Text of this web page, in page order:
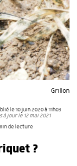
Grillon
le 10 juin 2020 à 11h03
à jour le 12 mai 2021
de lecture
?